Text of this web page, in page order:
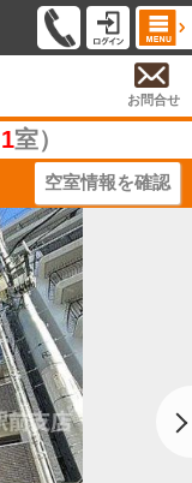
お問合せ
1室）
空室情報を確認